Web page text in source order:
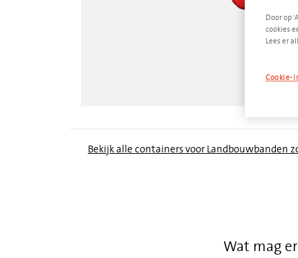
Bekijk alle containers voor Landbouwbanden
Wat mag
Door op
cookies
Lees er
Cookie-